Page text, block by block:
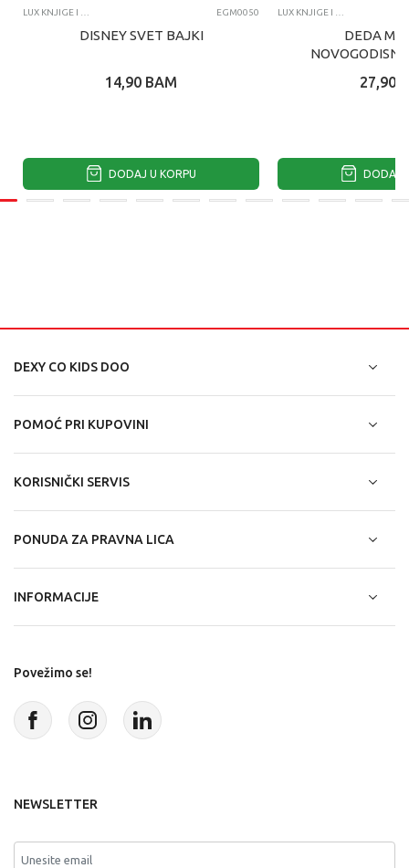
LUX KNJIGE I SPECIJALNA IZDANJA EGM0050
DISNEY SVET BAJKI
14,90 BAM
DODAJ U KORPU
LUX KNJIGE I SPECIJALNA IZDANJA
DEDA
27,90
DODAJ
DEXY CO KIDS DOO
POMOĆ PRI KUPOVINI
KORISNIČKI SERVIS
PONUDA ZA PRAVNA LICA
INFORMACIJE
Povežimo se!
NEWSLETTER